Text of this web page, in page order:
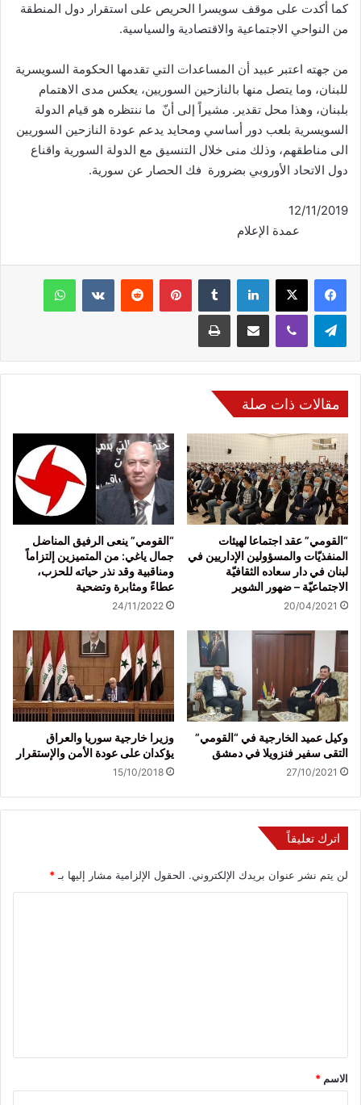
كما أكدت على موقف سويسرا الحريص على استقرار دول المنطقة
من النواحي الاجتماعية والاقتصادية والسياسية.
من جهته اعتبر عبيد أن المساعدات التي تقدمها الحكومة السويسرية
للبنان، وما يتصل منها بالنازحين السوريين، يعكس مدى الاهتمام
بلبنان، وهذا محل تقدير. مشيراً إلى أنّ ما ننتظره هو قيام الدولة
السويسرية بلعب دور أساسي ومحايد يدعم عودة النازحين السوريين
الى مناطقهم، وذلك منى خلال التنسيق مع الدولة السورية واقناع
دول الاتحاد الأوروبي بضرورة فك الحصار عن سورية.
عمدة الإعلام
فيسبوك لينكدإن بينتيريست
مقالات ذات صلة
“القومي” عقد اجتماعا لهيئات
المنفذيّات والمسؤولين الإداريين في
لبنان في دار سعاده الثقافيّة
الاجتماعيّة – ضهور الشوير
20/04/2021
“القومي” ينعى الرفيق المناضل
جمال ياغي: من المتميزين إلتزاماً
ومناقبية وقد نذر حياته للحزب،
عطاءً ومثابرة وتضحية
24/11/2022
وكيل عميد الخارجية في “القومي”
التقى سفير فنزويلا في دمشق
27/10/2021
وزيرا خارجية سوريا والعراق
يؤكدان على عودة الأمن والإستقرار
15/10/2018
اترك تعليقاً
لن يتم نشر عنوان بريدك الإلكتروني. الحقول الإلزامية مشار إليها بـ *
*
الاسم *